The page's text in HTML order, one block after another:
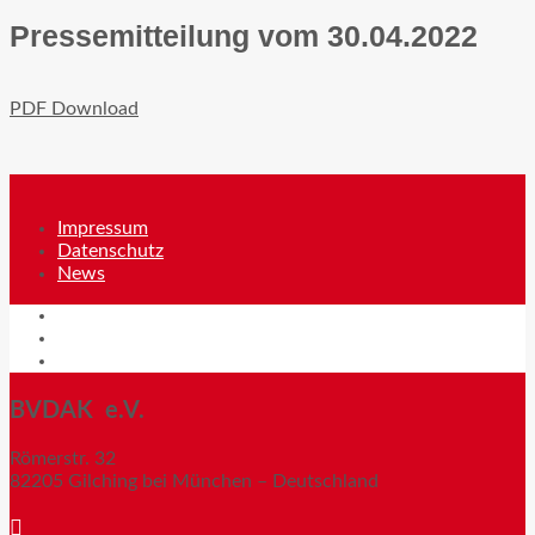
Pressemitteilung vom 30.04.2022
PDF Download
Impressum
Datenschutz
News
BVDAK e.V.
Römerstr. 32
82205 Gilching bei München – Deutschland
